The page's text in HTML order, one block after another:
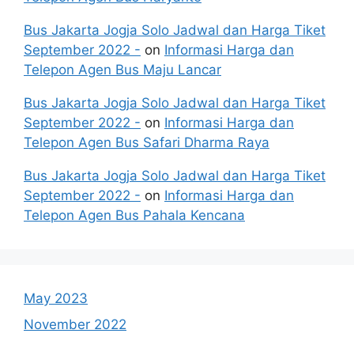
Bus Jakarta Jogja Solo Jadwal dan Harga Tiket
September 2022 - on Informasi Harga dan
Telepon Agen Bus Maju Lancar
Bus Jakarta Jogja Solo Jadwal dan Harga Tiket
September 2022 - on Informasi Harga dan
Telepon Agen Bus Safari Dharma Raya
Bus Jakarta Jogja Solo Jadwal dan Harga Tiket
September 2022 - on Informasi Harga dan
Telepon Agen Bus Pahala Kencana
May 2023
November 2022